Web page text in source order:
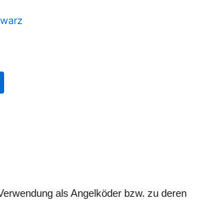
als Angelköder bzw. zu deren